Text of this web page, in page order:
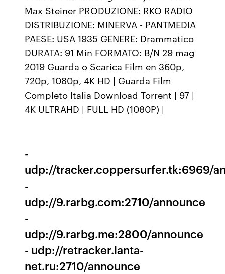
Max Steiner PRODUZIONE: RKO RADIO
DISTRIBUZIONE: MINERVA - PANTMEDIA
PAESE: USA 1935 GENERE: Drammatico
DURATA: 91 Min FORMATO: B/N 29 mag
2019 Guarda o Scarica Film en 360p,
720p, 1080p, 4K HD | Guarda Film
Completo Italia Download Torrent | 97 |
4K ULTRAHD | FULL HD (1080P) |
-
udp://tracker.coppersurfer.tk:6969/
-
udp://9.rarbg.com:2710/announce
-
udp://9.rarbg.me:2800/announce
- udp://retracker.lanta-
net.ru:2710/announce